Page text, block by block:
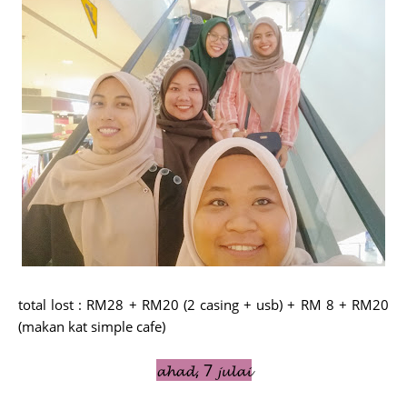
total lost : RM28 + RM20 (2 casing + usb) + RM 8 + RM20
(makan kat simple cafe)
𝓪𝓱𝓪𝓭, 7 𝓳𝓾𝓵𝓪𝓲